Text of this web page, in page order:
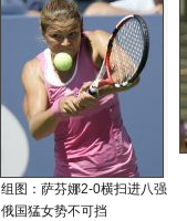
组图：萨芬娜2-0横扫进八强
俄国猛女势不可挡